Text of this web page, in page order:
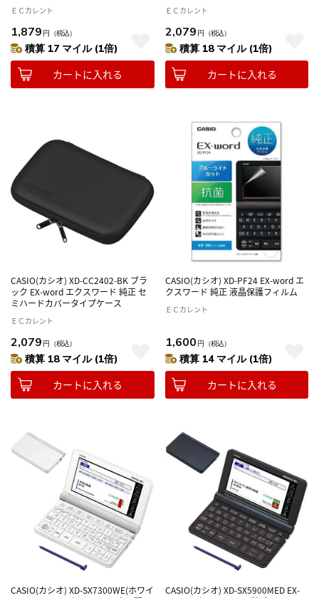
ＥＣカレント
1,879 円 （税込）
積算 17 マイル (1倍)
カートに入れる
ＥＣカレント
2,079 円 （税込）
積算 18 マイル (1倍)
カートに入れる
CASIO(カシオ) XD-CC2402-BK ブラ
ック EX-word エクスワード 純正 セ
ミハードカバータイプケース
ＥＣカレント
2,079 円 （税込）
積算 18 マイル (1倍)
カートに入れる
CASIO(カシオ) XD-PF24 EX-word エ
クスワード 純正 液晶保護フィルム
ＥＣカレント
1,600 円 （税込）
積算 14 マイル (1倍)
カートに入れる
CASIO(カシオ) XD-SX7300WE(ホワイ
CASIO(カシオ) XD-SX5900MED EX-